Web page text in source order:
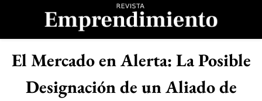
Revista
Emprendimiento
El Mercado en Alerta: La Posible
Designación de un Aliado de